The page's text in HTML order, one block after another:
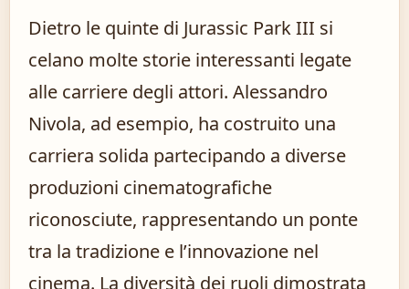
Dietro le quinte di Jurassic Park III si
celano molte storie interessanti legate
alle carriere degli attori. Alessandro
Nivola, ad esempio, ha costruito una
carriera solida partecipando a diverse
produzioni cinematografiche
riconosciute, rappresentando un ponte
tra la tradizione e l’innovazione nel
cinema. La diversità dei ruoli dimostrata